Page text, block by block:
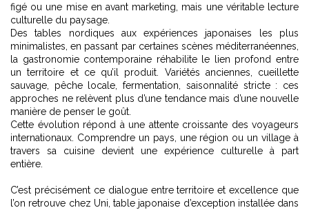
figé ou une mise en avant marketing, mais une véritable lecture
culturelle du paysage.
Des tables nordiques aux expériences japonaises les plus
minimalistes, en passant par certaines scènes méditerranéennes,
la gastronomie contemporaine réhabilite le lien profond entre
un territoire et ce qu’il produit. Variétés anciennes, cueillette
sauvage, pêche locale, fermentation, saisonnalité stricte : ces
approches ne relèvent plus d’une tendance mais d’une nouvelle
manière de penser le goût.
Cette évolution répond à une attente croissante des voyageurs
internationaux. Comprendre un pays, une région ou un village à
travers sa cuisine devient une expérience culturelle à part
entière.
C’est précisément ce dialogue entre territoire et excellence que
l’on retrouve chez Uni, table japonaise d’exception installée dans